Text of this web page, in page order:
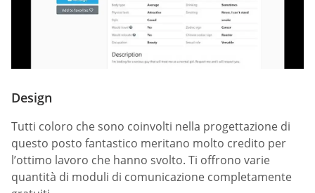
Design
Tutti coloro che sono coinvolti nella progettazione di
questo posto fantastico meritano molto credito per
l’ottimo lavoro che hanno svolto. Ti offrono varie
quantità di moduli di comunicazione completamente